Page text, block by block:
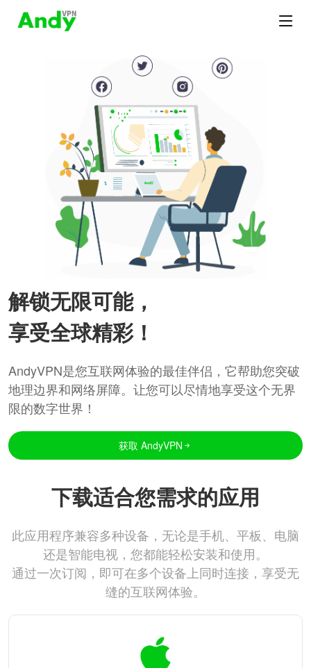
解锁无限可能，
享受全球精彩！
AndyVPN是您互联网体验的最佳伴侣，它帮助您突破
地理边界和网络屏障。让您可以尽情地享受这个无界
限的数字世界！
获取 AndyVPN
下载适合您需求的应用
此应用程序兼容多种设备，无论是手机、平板、电脑
还是智能电视，您都能轻松安装和使用。
通过一次订阅，即可在多个设备上同时连接，享受无
缝的互联网体验。